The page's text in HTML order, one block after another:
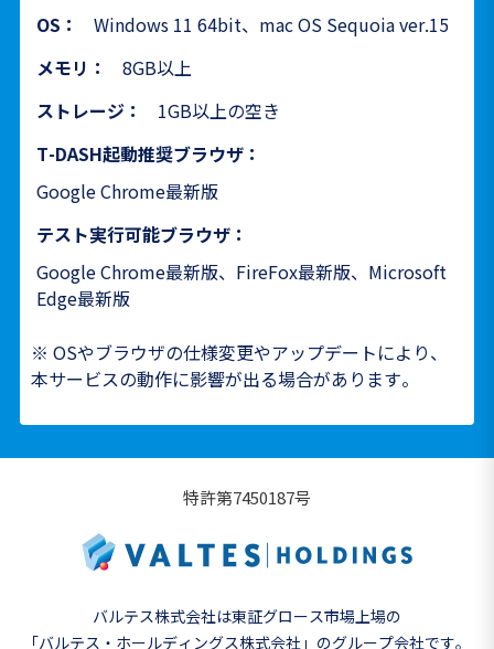
OS：
Windows 11 64bit、mac OS Sequoia ver.15
メモリ：
8GB以上
ストレージ：
1GB以上の空き
T-DASH起動推奨ブラウザ：
Google Chrome最新版
テスト実行可能ブラウザ：
Google Chrome最新版、FireFox最新版、Microsoft
Edge最新版
※ OSやブラウザの仕様変更やアップデートにより、
本サービスの動作に影響が出る場合があります。
特許第7450187号
バルテス株式会社は東証グロース市場上場の
「バルテス・ホールディングス株式会社」のグループ会社です。